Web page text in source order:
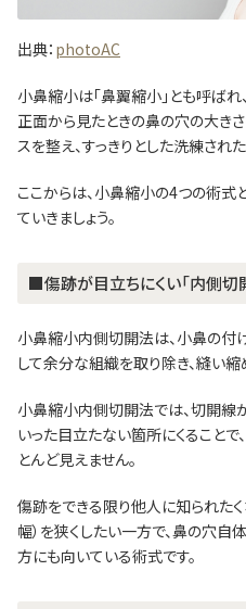
出典： photoAC
小鼻縮小は「鼻翼縮小」とも呼ばれ
正面から見たときの鼻の穴の大き
スを整え、すっきりとした洗練され
ここからは、小鼻縮小の4つの術
ていきましょう。
■傷跡が目立ちにくい「内側切
小鼻縮小内側切開法は、小鼻の付
して余分な組織を取り除き、縫い縮
小鼻縮小内側切開法では、切開
いった目立たない箇所にくること
とんど見えません。
傷跡をできる限り他人に知られた
幅）を狭くしたい一方で、鼻の穴自
方にも向いている術式です。